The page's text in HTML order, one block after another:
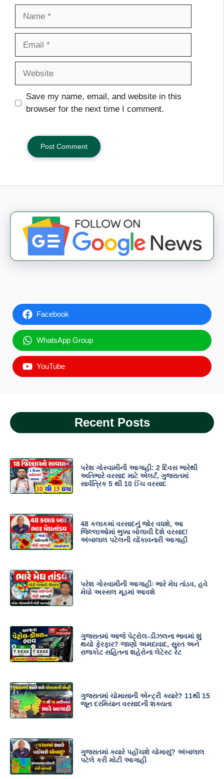
Save my name, email, and website in this
browser for the next time I comment.
Facebook
WhatsApp Group
YouTube
Recent Posts
પરેશ ગોસ્વામીની આગાહી: 2 દિવસ ભારેથી
અતિભારે વરસાદ માટે એલર્ટ, ગુજરાતમાં
સાર્વત્રિક 5 થી 10 ઈંચ વરસાદ
48 કલાકમાં વરસાદનું જોર વધશે, આ
જિલ્લાઓમાં ભુક્કા બોલાવી દેશે વરસાદ!
અંબાલાલ પટેલની ચોંકાવનારી આગાહી
પરેશ ગોસ્વામીની આગાહીઃ ભારે મેઘ તાંડવ, હવે
મેઘો અસ્સલ મૂડમાં આવશે
ગુજરાતમાં આજે પેટ્રોલ-ડીઝલના ભાવમાં શું
થયો ફેરફાર? જાણો અમદાવાદ, સુરત અને
રાજકોટ સહિતના શહેરોના લેટેસ્ટ રેટ
ગુજરાતમાં ચોમાસાની એન્ટ્રી ક્યારે? 11થી 15
જૂન દરમિયાન વરસાદની શક્યતા
ગુજરાતમાં ક્યારે પહોંચશે ચોમાસું? અંબાલાલ
પટેલે કરી મોટી આગાહી